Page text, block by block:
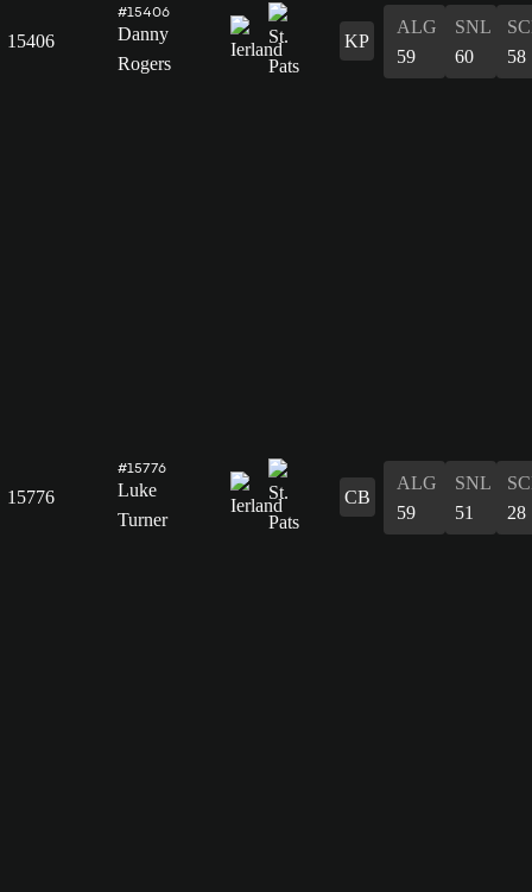
15406
#15406
Danny
Rogers
KP
ALG
59
SNL
60
58
15776
#15776
Luke
Turner
CB
ALG
59
SNL
51
28